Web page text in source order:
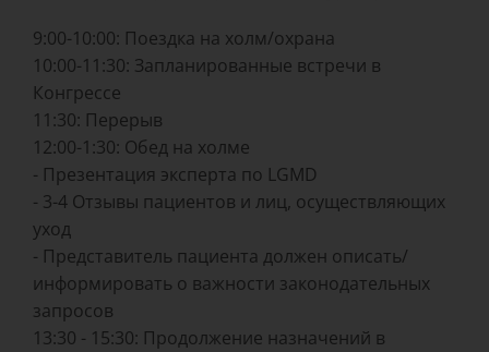
9:00-10:00: Поездка на холм/охрана
10:00-11:30: Запланированные встречи в
Конгрессе
11:30: Перерыв
12:00-1:30: Обед на холме
- Презентация эксперта по LGMD
- 3-4 Отзывы пациентов и лиц, осуществляющих
уход
- Представитель пациента должен описать/
информировать о важности законодательных
запросов
13:30 - 15:30: Продолжение назначений в